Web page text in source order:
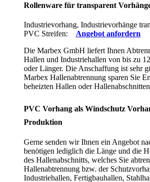
Rollenware für transparent
Industrievorhang, Industrievorhänge
PVC Streifen:
Angebot anfordern
Die Marbex GmbH liefert Ihnen
Hallen und Industriehallen von bis zu
oder Länger. Die Anschaffung ist sehr
Marbex Hallenabtrennung sparen Sie
beheizten Hallen oder
PVC Vorhang als Windschutz
Produktion
Gerne senden wir Ihnen ein Angebot
benötigen lediglich die Länge und die
des Hallenabschnitts, welches Sie
Hallenabtrennung bzw. der
Industriehallen, Fertigbauhallen,